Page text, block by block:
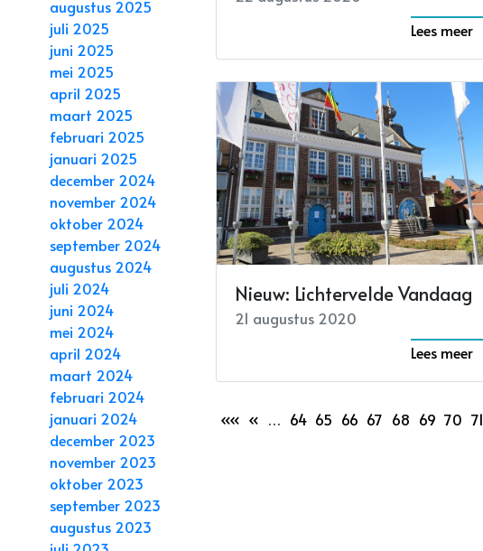
Lees meer
Nieuw: Lichtervelde Vandaag
21 augustus 2020
Lees meer
«« « … 64 65 66 67 68 69 70 71
augustus 2025
juli 2025
juni 2025
mei 2025
april 2025
maart 2025
februari 2025
januari 2025
december 2024
november 2024
oktober 2024
september 2024
augustus 2024
juli 2024
juni 2024
mei 2024
april 2024
maart 2024
februari 2024
januari 2024
december 2023
november 2023
oktober 2023
september 2023
augustus 2023